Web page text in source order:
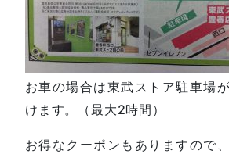
お車の場合は東武ストア駐車場
けます。（最大2時間）
お得なクーポンもありますので